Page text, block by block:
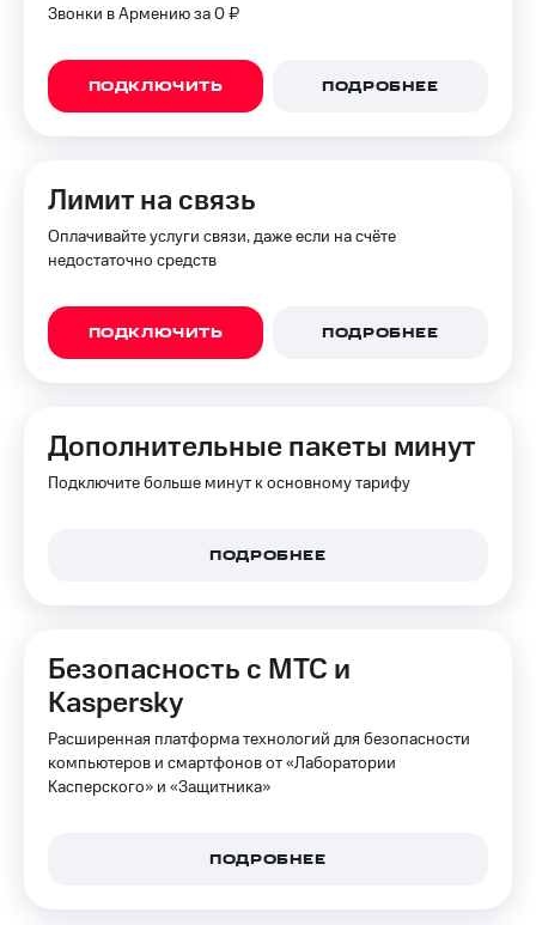
Звонки в Армению за 0 ₽
ПОДКЛЮЧИТЬ ПОДРОБНЕЕ
Лимит на связь
Оплачивайте услуги связи, даже если на счёте
недостаточно средств
ПОДКЛЮЧИТЬ ПОДРОБНЕЕ
Дополнительные пакеты минут
Подключите больше минут к основному тарифу
ПОДРОБНЕЕ
Безопасность с МТС и
Kaspersky
Расширенная платформа технологий для безопасности
компьютеров и смартфонов от «Лаборатории
Касперского» и «Защитника»
ПОДРОБНЕЕ